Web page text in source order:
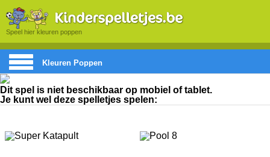
Speel hier kleuren poppen
Kleuren Poppen
Dit spel is niet beschikbaar op mobiel of tablet.
Je kunt wel deze spelletjes spelen: